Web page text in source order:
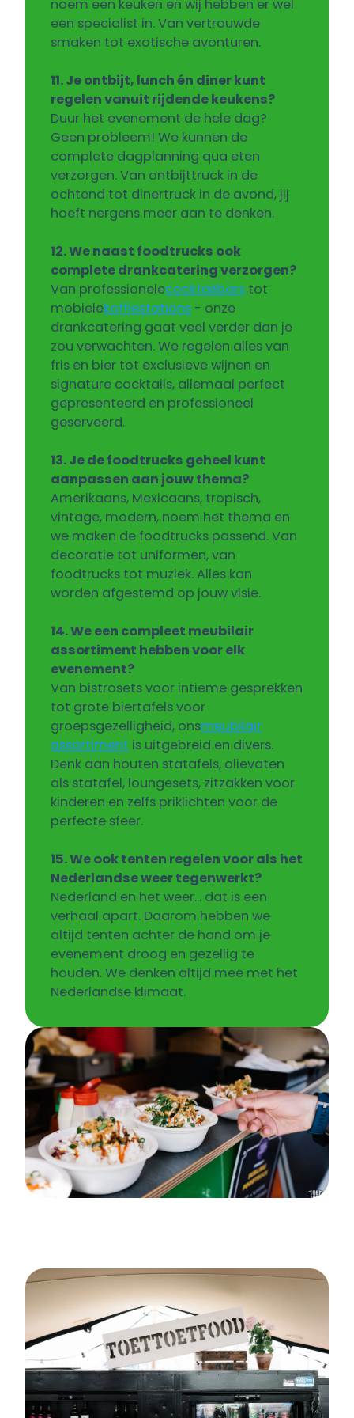
noem een keuken en wij hebben er wel
een specialist in. Van vertrouwde
smaken tot exotische avonturen.
11. Je ontbijt, lunch én diner kunt
regelen vanuit rijdende keukens?
Duur het evenement de hele dag?
Geen probleem! We kunnen de
complete dagplanning qua eten
verzorgen. Van ontbijttruck in de
ochtend tot dinertruck in de avond, jij
hoeft nergens meer aan te denken.
12. We naast foodtrucks ook
complete drankcatering verzorgen?
Van professionelecocktailbars tot
mobielekoffiestations - onze
drankcatering gaat veel verder dan je
zou verwachten. We regelen alles van
fris en bier tot exclusieve wijnen en
signature cocktails, allemaal perfect
gepresenteerd en professioneel
geserveerd.
13. Je de foodtrucks geheel kunt
aanpassen aan jouw thema?
Amerikaans, Mexicaans, tropisch,
vintage, modern, noem het thema en
we maken de foodtrucks passend. Van
decoratie tot uniformen, van
foodtrucks tot muziek. Alles kan
worden afgestemd op jouw visie.
14. We een compleet meubilair
assortiment hebben voor elk
evenement?
Van bistrosets voor intieme gesprekken
tot grote biertafels voor
groepsgezelligheid, onsmeubilair
assortiment is uitgebreid en divers.
Denk aan houten statafels, olievaten
als statafel, loungesets, zitzakken voor
kinderen en zelfs priklichten voor de
perfecte sfeer.
15. We ook tenten regelen voor als het
Nederlandse weer tegenwerkt?
Nederland en het weer... dat is een
verhaal apart. Daarom hebben we
altijd tenten achter de hand om je
evenement droog en gezellig te
houden. We denken altijd mee met het
Nederlandse klimaat.